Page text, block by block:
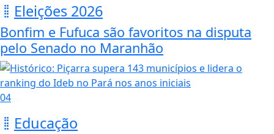
Eleições 2026
Bonfim e Fufuca são favoritos na disputa
pelo Senado no Maranhão
04
Educação